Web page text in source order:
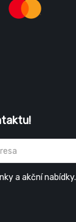
a akční nabídky.